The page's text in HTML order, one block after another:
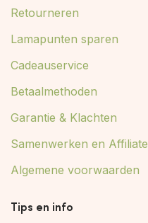
Retourneren
Lamapunten sparen
Cadeauservice
Betaalmethoden
Garantie & Klachten
Samenwerken en Affiliate
Algemene voorwaarden
Tips en info